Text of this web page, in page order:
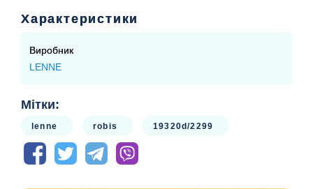
прямий, всередині снігозахист на резинці,
Застібка: блискавка
Підкладка - 100% поліестр
Характеристики
Виробник
LENNE
Мітки:
lenne robis 19320d/2299